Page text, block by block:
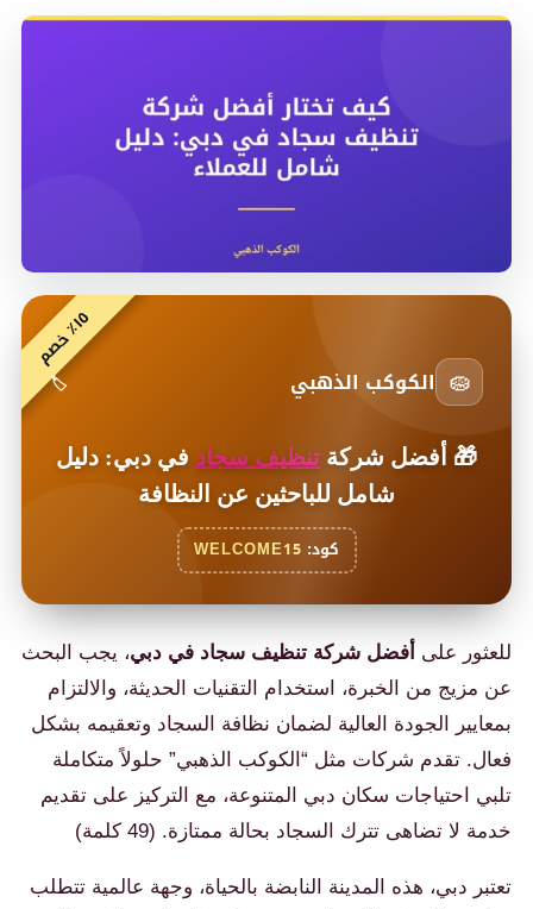
١
٥
٪
خ
ص
م
🧽 الكوكب الذهبي 🏷️
🎁 أفضل شركة تنظيف سجاد في دبي: دليل
شامل للباحثين عن النظافة
كود: WELCOME15
للعثور على أفضل شركة تنظيف سجاد في دبي، يجب البحث
عن مزيج من الخبرة، استخدام التقنيات الحديثة، والالتزام
بمعايير الجودة العالية لضمان نظافة السجاد وتعقيمه بشكل
فعال. تقدم شركات مثل “الكوكب الذهبي” حلولاً متكاملة
تلبي احتياجات سكان دبي المتنوعة، مع التركيز على تقديم
خدمة لا تضاهى تترك السجاد بحالة ممتازة. (49 كلمة)
تعتبر دبي، هذه المدينة النابضة بالحياة، وجهة عالمية تتطلب